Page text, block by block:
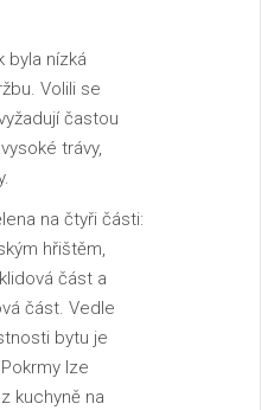
byla nízká
Volili se
častou
trávy,
na čtyři části:
hřištěm,
část a
část. Vedle
bytu je
lze
kuchyně na